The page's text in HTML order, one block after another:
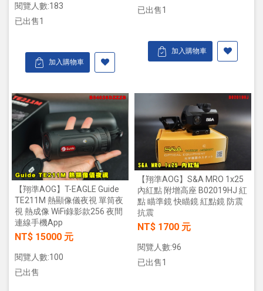
閱覽人數:183
已出售1
加入購物車
已出售1
加入購物車
【翔準AOG】T-EAGLE Guide
TE211M 熱顯像儀夜視 單筒夜
視 熱成像 WiFi錄影款256 夜間
連線手機App
NT$ 15000 元
閱覽人數:100
已出售
【翔準AOG】S&A MRO 1x25
內紅點 附增高座 B02019HJ 紅
點 瞄準鏡 快瞄鏡 紅點鏡 防震
抗震
NT$ 1700 元
閱覽人數:96
已出售1